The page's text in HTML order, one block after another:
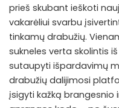
prieš skubant ieškoti
vakarėliui svarbu
tinkamų drabužių.
sukneles verta skolintis
sutaupyti išpardavimų
drabužių dalijimosi
įsigyti kažką brangesnio